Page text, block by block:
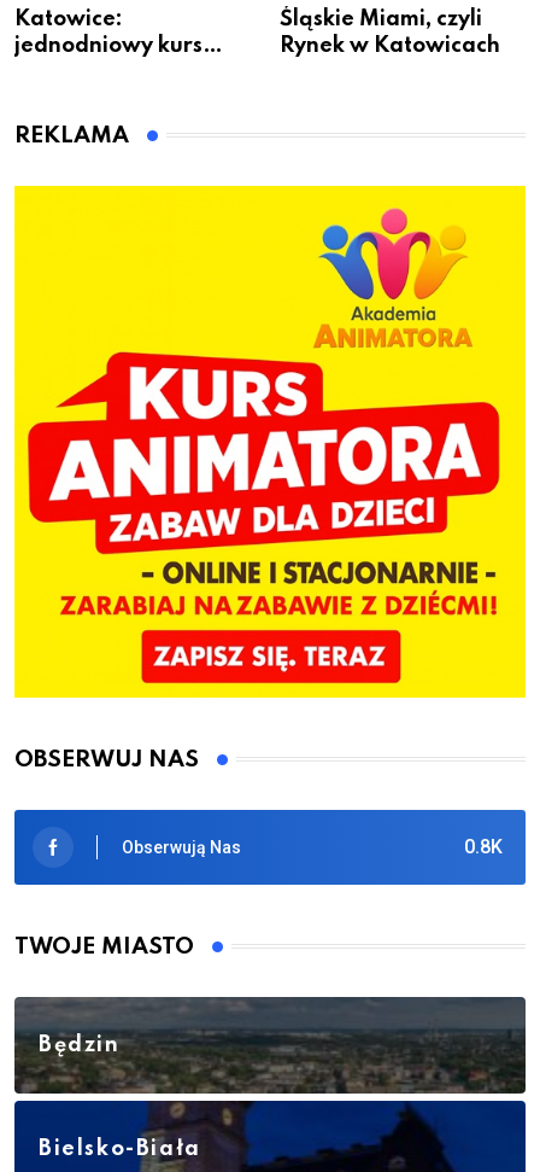
Katowice:
jednodniowy kurs
dzieci
Śląskie Miami, czyli
Rynek w Katowicach
REKLAMA
OBSERWUJ NAS
0.8K
Obserwują Nas
TWOJE MIASTO
Będzin
Bielsko-Biała